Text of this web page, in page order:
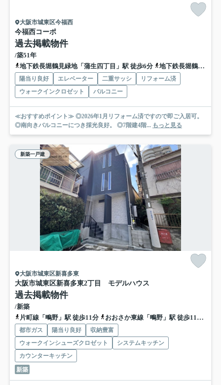
大阪市城東区今福西
今福西コーポ
過去掲載物件
/築51年
地下鉄長堀鶴見緑地「蒲生四丁目」駅 徒歩6分
地下鉄長堀鶴見緑地「今福鶴見」駅 徒歩11分
陽当り良好 エレベーター 二重サッシ
リフォーム済
ウォークインクロゼット
バルコニー
≪おすすめポイント≫ ◎2026年1月リフォーム済ですので即ご入居可。
◎南向きバルコニーにつき採光良好。 ◎7階建4階... もっと見る
新築一戸建
大阪市城東区新喜多東
大阪市城東区新喜多東2丁目 モデルハウス
過去掲載物件
/新築
片町線「鴫野」駅 徒歩11分
おおさか東線「鴫野」駅 徒歩11分
都市ガス 陽当り良好
収納豊富
ウォークインシューズクロゼット
システムキッチン
カウンターキッチン
新築